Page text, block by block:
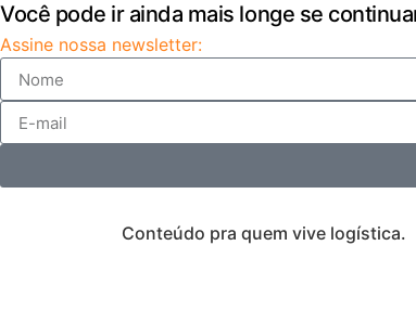
Você pode ir ainda mais longe se
Assine nossa newsletter:
Conteúdo pra quem vive logística.